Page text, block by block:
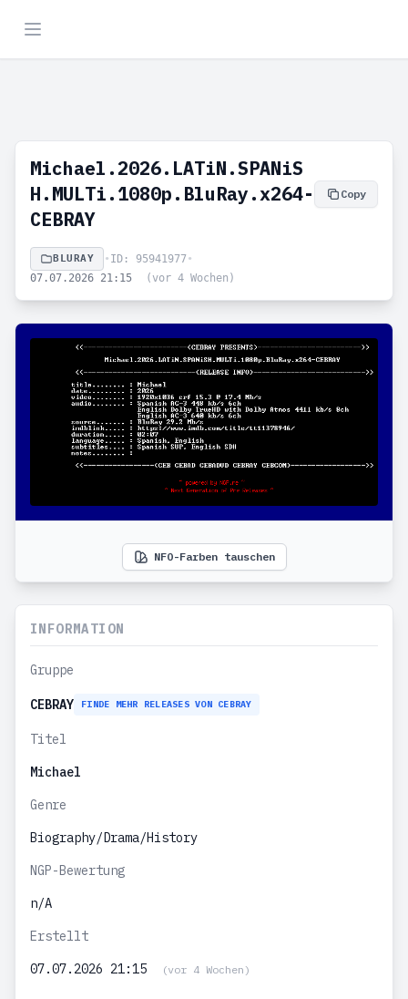
Michael.2026.LATiN.SPANiS
H.MULTi.1080p.BluRay.x264-
CEBRAY
Copy
BLURAY • ID: 95941977•
07.07.2026 21:15
(vor 4 Wochen)
NFO-Farben tauschen
INFORMATION
Gruppe
CEBRAY FINDE MEHR RELEASES VON CEBRAY
Titel
Michael
Genre
Biography/Drama/History
NGP-Bewertung
n/A
Erstellt
07.07.2026 21:15
(vor 4 Wochen)